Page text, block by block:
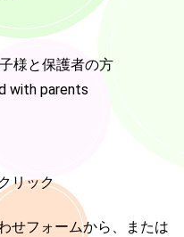
の英語&音楽遊び」を 開
子市逗子5-3-39） 料金：
方は受講料より差し引かせ
わせフォームから、また
ベント」のタブから！
の無料体験会は6月21日か
ので、お申込みはお早め
様と保護者の方
with parents
リック
せフォームから、または